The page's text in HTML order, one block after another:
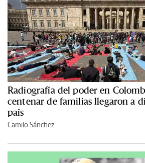
Radiografía del poder en
centenar de familias llegaron a
país
Camilo Sánchez